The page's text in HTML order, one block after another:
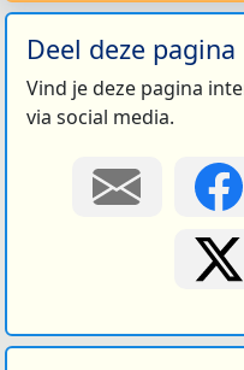
Deel deze pagina
Vind je deze pagina
via social media.